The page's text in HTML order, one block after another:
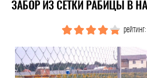
ЗАБОР ИЗ СЕТКИ РАБИЦЫ В